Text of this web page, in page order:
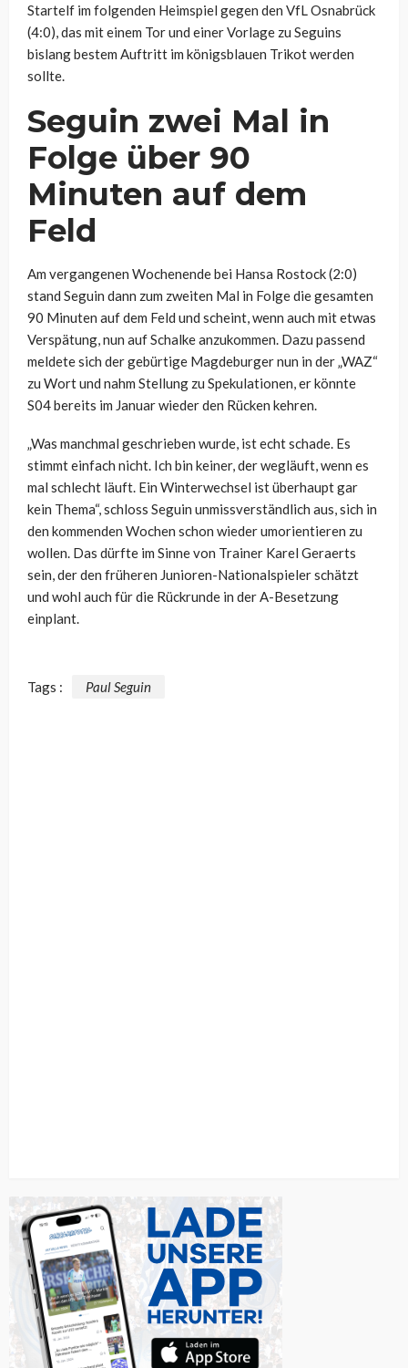
Startelf im folgenden Heimspiel gegen den VfL Osnabrück
(4:0), das mit einem Tor und einer Vorlage zu Seguins
bislang bestem Auftritt im königsblauen Trikot werden
sollte.
Seguin zwei Mal in
Folge über 90
Minuten auf dem
Feld
Am vergangenen Wochenende bei Hansa Rostock (2:0)
stand Seguin dann zum zweiten Mal in Folge die gesamten
90 Minuten auf dem Feld und scheint, wenn auch mit etwas
Verspätung, nun auf Schalke anzukommen. Dazu passend
meldete sich der gebürtige Magdeburger nun in der „WAZ“
zu Wort und nahm Stellung zu Spekulationen, er könnte
S04 bereits im Januar wieder den Rücken kehren.
„Was manchmal geschrieben wurde, ist echt schade. Es
stimmt einfach nicht. Ich bin keiner, der wegläuft, wenn es
mal schlecht läuft. Ein Winterwechsel ist überhaupt gar
kein Thema“, schloss Seguin unmissverständlich aus, sich in
den kommenden Wochen schon wieder umorientieren zu
wollen. Das dürfte im Sinne von Trainer Karel Geraerts
sein, der den früheren Junioren-Nationalspieler schätzt
und wohl auch für die Rückrunde in der A-Besetzung
einplant.
Tags : Paul Seguin